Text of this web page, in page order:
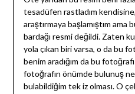
tesadüfen rastladım
araştırmaya başlamıştım
bardağı resmi değildi. Zaten
yola çıkan biri varsa, o da bu
benim aradığım da bu
fotoğrafın önümde bulunuş
bulabildiğim tek iz olması. O